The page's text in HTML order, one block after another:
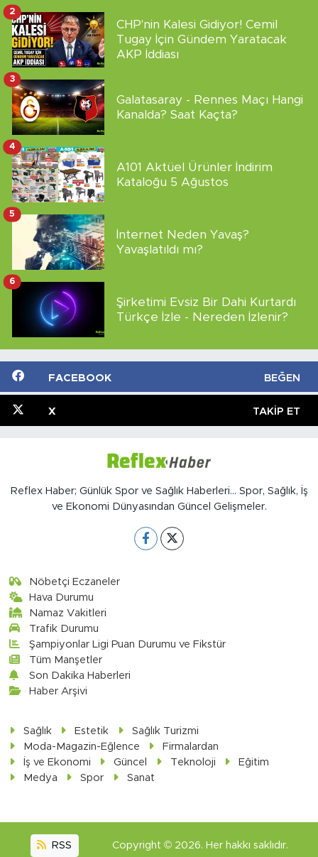
CHP'nin Kalesi Gidiyor! Cemil
Tugay İçin Gündem Yaratacak
AKP İddiası
2
Galatasaray - Rennes Maçı Hangi
Kanalda? Saat Kaçta?
3
A101 Aktüel Ürünler İndirim
Kataloğu 5 Ağustos
4
İnternet Neden Yavaş?
Yavaşlatıldı mı?
5
Şirketimi Evsiz Bir Dahi Kurtardı
Türkçe İzle - Nereden İzlenir?
6
FACEBOOK BEĞEN
X TAKIP ET
Reflex Haber; Günlük Spor ve Sağlık Haberleri... Spor, Sağlık, İş
ve Ekonomi Dünyasından Güncel Gelişmeler.
Nöbetçi Eczaneler
Hava Durumu
Namaz Vakitleri
Trafik Durumu
Şampiyonlar Ligi Puan Durumu ve Fikstür
Tüm Manşetler
Son Dakika Haberleri
Haber Arşivi
Sağlık Estetik
Sağlık Turizmi
Moda-Magazin-Eğlence
Firmalardan
İş ve Ekonomi
Güncel Teknoloji
Eğitim
Medya
Spor Sanat
RSS Copyright © 2026. Her hakkı saklıdır.